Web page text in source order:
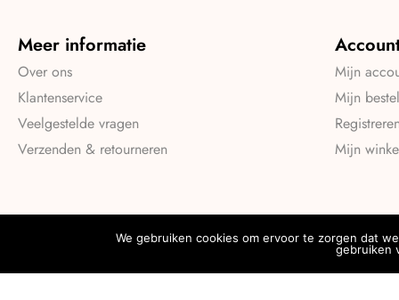
Meer informatie
Over ons
Klantenservice
Veelgestelde vragen
Verzenden & retourneren
Mijn
Mijn
Mijn
We gebruiken cookies om ervoor te zorgen dat
gebruiken